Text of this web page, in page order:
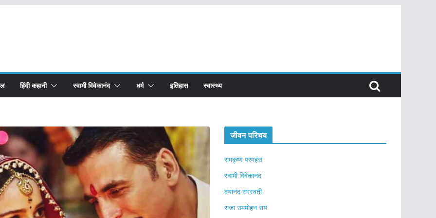
हिंदी कहानी स्वामी विवेकानंद धर्म इतिहास स्वास्थ्य
जीवन परिचय
रामकृष्ण परमहंस
स्वामी विवेकानंद
दयानंद सरस्वती
राजा राममोहन राय